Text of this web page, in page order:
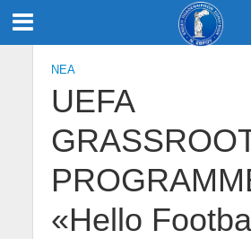
NEA
UEFA
«Hello Football